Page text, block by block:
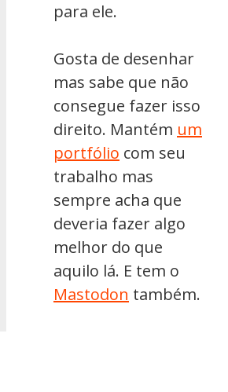
para ele.
Gosta de desenhar
mas sabe que não
consegue fazer isso
direito. Mantém um
portfólio com seu
trabalho mas
sempre acha que
deveria fazer algo
melhor do que
aquilo lá. E tem o
Mastodon também.